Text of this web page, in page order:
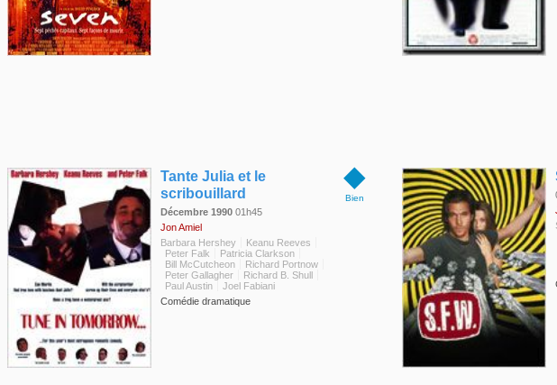
◆
Bien
Tante Julia et le
scribouillard
Décembre 1990 01h45
Jon Amiel
Barbara Hershey
Keanu Reeves
Peter Falk
Patricia Clarkson
Bill McCutcheon
Richard Portnow
Peter Gallagher
Richard B. Shull
Paul Austin
Joel Fabiani
Comédie dramatique